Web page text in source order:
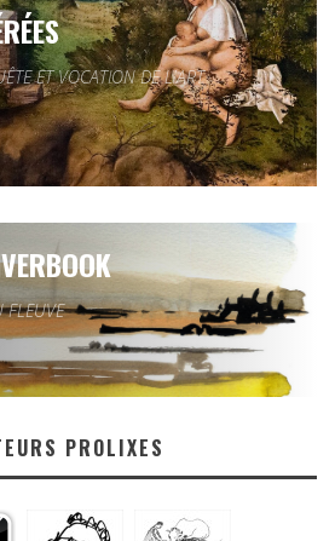
ET VOCATION DE L'ART
FLEUVE
PROLIXES